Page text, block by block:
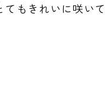
もきれいに咲いて